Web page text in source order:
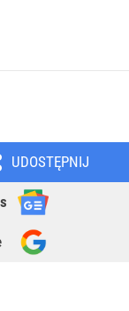
UDOSTĘPNIJ